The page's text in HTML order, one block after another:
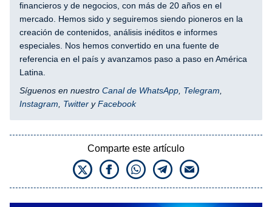
financieros y de negocios, con más de 20 años en el
mercado. Hemos sido y seguiremos siendo pioneros en la
creación de contenidos, análisis inéditos e informes
especiales. Nos hemos convertido en una fuente de
referencia en el país y avanzamos paso a paso en América
Latina.
Síguenos en nuestro Canal de WhatsApp Telegram
Instagram
Twitter yFacebook
Comparte este artículo